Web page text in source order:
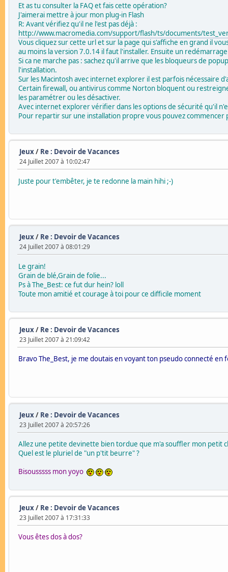
Et as tu consulter la FAQ et fais cette opération?
J'aimerai mettre à jour mon plug-in Flash
R: Avant vérifiez qu'il ne l'est pas déjà :
http://www.macromedia.com/support/flash/ts/documents/
Vous cliquez sur cette url et sur la page qui s'affiche en grand il
au moins la version 7.0.14 il faut l'installer. Ensuite un
Si ca ne marche pas : sachez qu'il arrive que les bloqueurs de
l'installation.
Sur les Macintosh avec internet explorer il est parfois nécessaire
Certain firewall, ou antivirus comme Norton bloquent ou
les paramétrer ou les désactiver.
Avec internet explorer vérifier dans les options de sécurité qu'il
Pour repartir sur une installation propre vous pouvez commencer
Jeux/ Re : Devoir de Vacances
24 Juillet 2007 à 10:02:47
Juste pour t'embêter, je te redonne la main hihi ;-)
Jeux/ Re : Devoir de Vacances
24 Juillet 2007 à 08:01:29
Le grain!
Grain de blé,Grain de folie...
Ps à The_Best: ce fut dur hein? loll
Toute mon amitié et courage à toi pour ce difficile moment
Jeux/ Re : Devoir de Vacances
23 Juillet 2007 à 21:09:42
Bravo The_Best, je me doutais en voyant ton pseudo connecté
Jeux/ Re : Devoir de Vacances
23 Juillet 2007 à 20:57:26
Allez une petite devinette bien tordue que m'a souffler mon petit
Quel est le pluriel de "un p'tit beurre" ?
Bisousssss mon yoyo
Jeux/ Re : Devoir de Vacances
23 Juillet 2007 à 17:31:33
Vous êtes dos à dos?